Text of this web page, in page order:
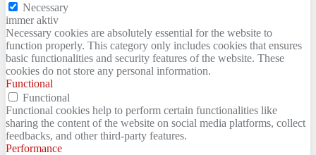
Necessary
immer aktiv
Necessary cookies are absolutely essential for the website to
function properly. This category only includes cookies that ensures
basic functionalities and security features of the website. These
cookies do not store any personal information.
Functional
Functional
Functional cookies help to perform certain functionalities like
sharing the content of the website on social media platforms, collect
feedbacks, and other third-party features.
Performance